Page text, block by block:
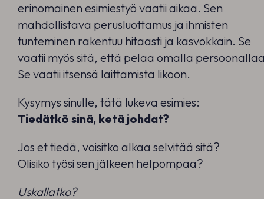
erinomainen esimiestyö vaatii aikaa. Sen
mahdollistava perusluottamus ja ihmisten
tunteminen rakentuu hitaasti ja kasvokkain. Se
vaatii myös sitä, että pelaa omalla
Se vaatii itsensä laittamista likoon.
Kysymys sinulle, tätä lukeva esimies:
Tiedätkö sinä, ketä johdat?
Jos et tiedä, voisitko alkaa selvitää sitä?
Olisiko työsi sen jälkeen helpompaa?
Uskallatko?